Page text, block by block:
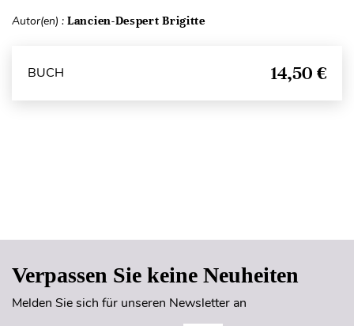
Autor(en) : Lancien-Despert Brigitte
BUCH 14,50 €
Verpassen Sie keine Neuheiten
Melden Sie sich für unseren Newsletter an